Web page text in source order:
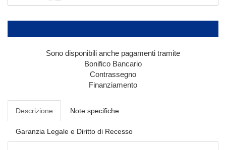
Sono disponibili anche pagamenti tramite
Bonifico Bancario
Contrassegno
Finanziamento
Descrizione Note specifiche
Garanzia Legale e Diritto di Recesso